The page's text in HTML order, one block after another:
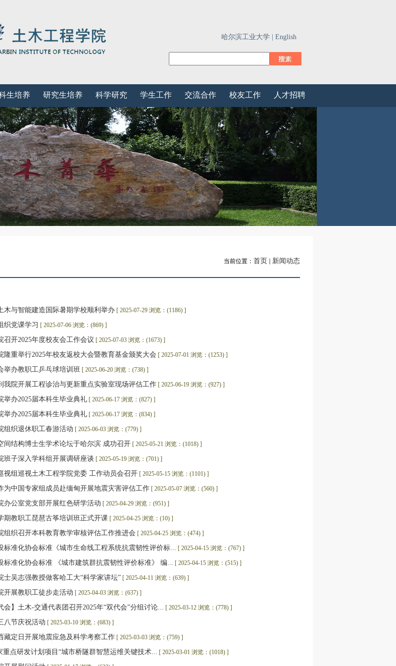
哈尔滨工业大学 | English
生培养 研究生培养 科学研究 学生工作 交流合作 校友工作 人才招聘
当前位置： 首页 新闻动态
木与智能建造国际暑期学校顺利举办 [ 2025-07-29 浏览：(1186) ]
织党课学习 [ 2025-07-06 浏览：(869) ]
召开2025年度校友会工作会议 [ 2025-07-03 浏览：(1673) ]
隆重举行2025年校友返校大会暨教育基金颁奖大会 [ 2025-07-01 浏览：(1253) ]
举办教职工乒乓球培训班 [ 2025-06-20 浏览：(738) ]
我院开展工程诊治与更新重点实验室现场评估工作 [ 2025-06-19 浏览：(927) ]
举办2025届本科生毕业典礼 [ 2025-06-17 浏览：(827) ]
举办2025届本科生毕业典礼 [ 2025-06-17 浏览：(834) ]
组织退休职工春游活动 [ 2025-06-03 浏览：(779) ]
间结构博士生学术论坛于哈尔滨 成功召开 [ 2025-05-21 浏览：(1018) ]
班子深入学科组开展调研座谈 [ 2025-05-19 浏览：(701) ]
视组巡视土木工程学院党委 工作动员会召开 [ 2025-05-15 浏览：(1101) ]
为中国专家组成员赴缅甸开展地震灾害评估工作 [ 2025-05-07 浏览：(560) ]
办公室党支部开展红色研学活动 [ 2025-04-29 浏览：(951) ]
期教职工琵琶古筝培训班正式开课 [ 2025-04-25 浏览：(10) ]
组织召开本科教育教学审核评估工作推进会 [ 2025-04-25 浏览：(474) ]
标准化协会标准《城市生命线工程系统抗震韧性评价标... [ 2025-04-15 浏览：(767) ]
标准化协会标准 《城市建筑群抗震韧性评价标准》 编... [ 2025-04-15 浏览：(515) ]
士吴志强教授做客哈工大“科学家讲坛” [ 2025-04-11 浏览：(639) ]
开展教职工徒步走活动 [ 2025-04-03 浏览：(637) ]
会】土木-交通代表团召开2025年“双代会”分组讨论... [ 2025-03-12 浏览：(778) ]
八节庆祝活动 [ 2025-03-10 浏览：(683) ]
藏定日开展地震应急及科学考察工作 [ 2025-03-03 浏览：(759) ]
重点研发计划项目“城市桥隧群智慧运维关键技术... [ 2025-03-01 浏览：(1018) ]